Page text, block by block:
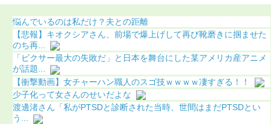
悩んでいるのは私だけ？夫との距離
【悲報】キオクシアさん、前場で爆上げして再び靴磨きに掴ませた
のち再...
「ピクサー最大の失敗だ」と日本を舞台にした某アメリカ産アニメ
が話題...
【衝撃動画】女チャーハン職人のスゴ技ｗｗｗｗ凄すぎる！！
少子化って女さんのせいだよな
渡邊渚さん「私がPTSDと診断された当時、世間はまだPTSDとい
う...